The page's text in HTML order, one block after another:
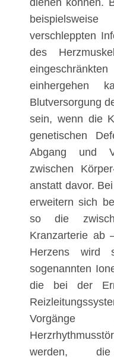
dienen können.
verschleppten
des
einhergehen
Blutversorgung
sein, wenn die
genetischen
Abgang und
zwischen
anstatt davor.
erweitern sich
so die
Kranzarterie ab
Herzens wird
sogenannten
die bei der
Vorgänge
werden,